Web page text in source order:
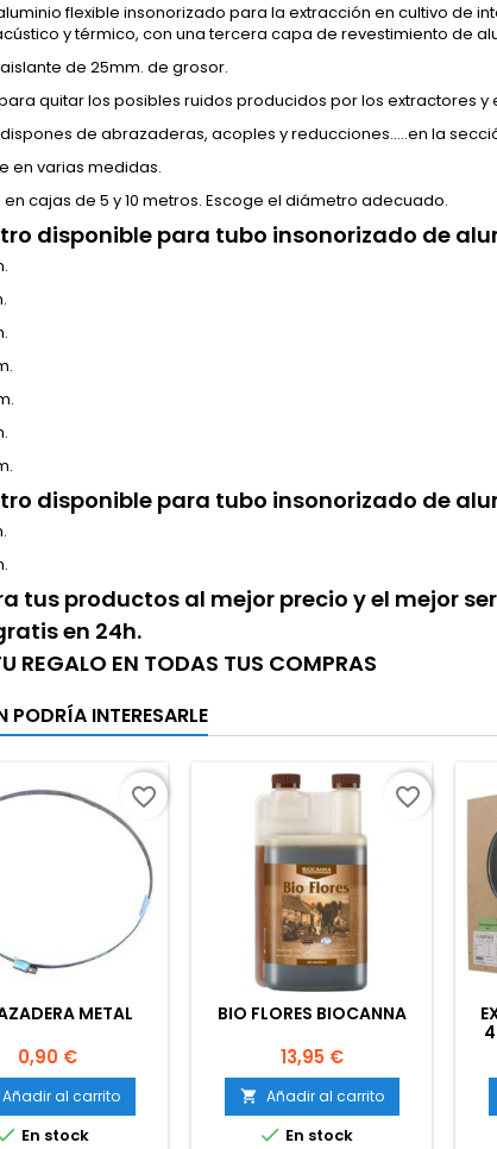
flexible insonorizado para la extracción en cultivo de
y térmico, con una tercera capa de revestimiento de
de 25mm. de grosor.
quitar los posibles ruidos producidos por los extractores y
de abrazaderas, acoples y reducciones.....en la
en varias medidas.
en cajas de 5 y 10 metros. Escoge el diámetro adecuado.
disponible para tubo insonorizado de
disponible para tubo insonorizado de
tus productos al mejor precio y el mejor
en 24h.
REGALO EN TODAS TUS COMPRAS
PODRÍA INTERESARLE
METAL
Precio
0,90 €
Añadir al carrito
En stock
favorite_border
BIO FLORES BIOCANNA
Precio
13,95 €
 Añadir al carrito
 En stock
favorite_border